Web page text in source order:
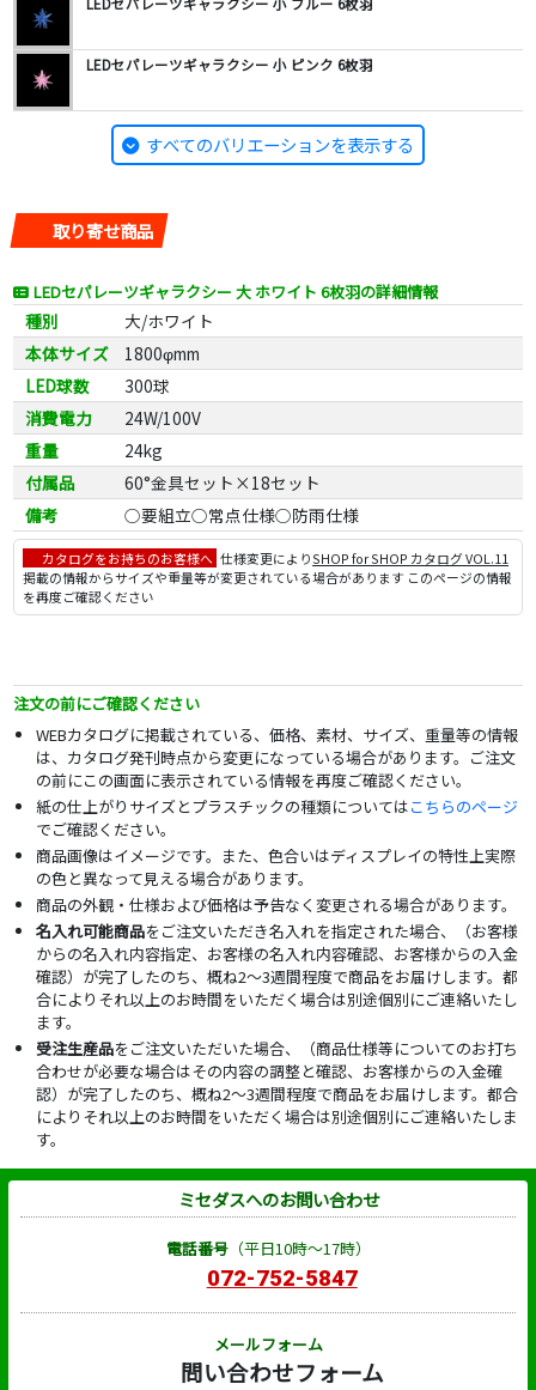
LEDセパレーツギャラクシー 小 ピンク 6枚羽
すべてのバリエーションを表示する
取り寄せ商品
LEDセパレーツギャラクシー 大 ホワイト 6枚羽の詳細情報
種別
大/ホワイト
本体サイズ
1800φmm
LED球数
300球
消費電力
24W/100V
重量
24kg
付属品
60°金具セット×18セット
備考
○要組立○常点仕様○防雨仕様
カタログをお持ちのお客様へ 仕様変更によりSHOP for SHOP カタログ VOL.11
掲載の情報からサイズや重量等が変更されている場合があります このページの情報
を再度ご確認ください
注文の前にご確認ください
WEBカタログに掲載されている、価格、素材、サイズ、重量等の情報
は、カタログ発刊時点から変更になっている場合があります。ご注文
の前にこの画面に表示されている情報を再度ご確認ください。
紙の仕上がりサイズとプラスチックの種類についてはこちらのページ
でご確認ください。
商品画像はイメージです。また、色合いはディスプレイの特性上実際
の色と異なって見える場合があります。
商品の外観・仕様および価格は予告なく変更される場合があります。
名入れ可能商品をご注文いただき名入れを指定された場合、（お客様
からの名入れ内容指定、お客様の名入れ内容確認、お客様からの入金
確認）が完了したのち、概ね2～3週間程度で商品をお届けします。都
合によりそれ以上のお時間をいただく場合は別途個別にご連絡いたし
ます。
受注生産品をご注文いただいた場合、（商品仕様等についてのお打ち
合わせが必要な場合はその内容の調整と確認、お客様からの入金確
認）が完了したのち、概ね2～3週間程度で商品をお届けします。都合
によりそれ以上のお時間をいただく場合は別途個別にご連絡いたしま
す。
ミセダスへのお問い合わせ
電話番号（平日10時～17時）
072-752-5847
メールフォーム
問い合わせフォーム